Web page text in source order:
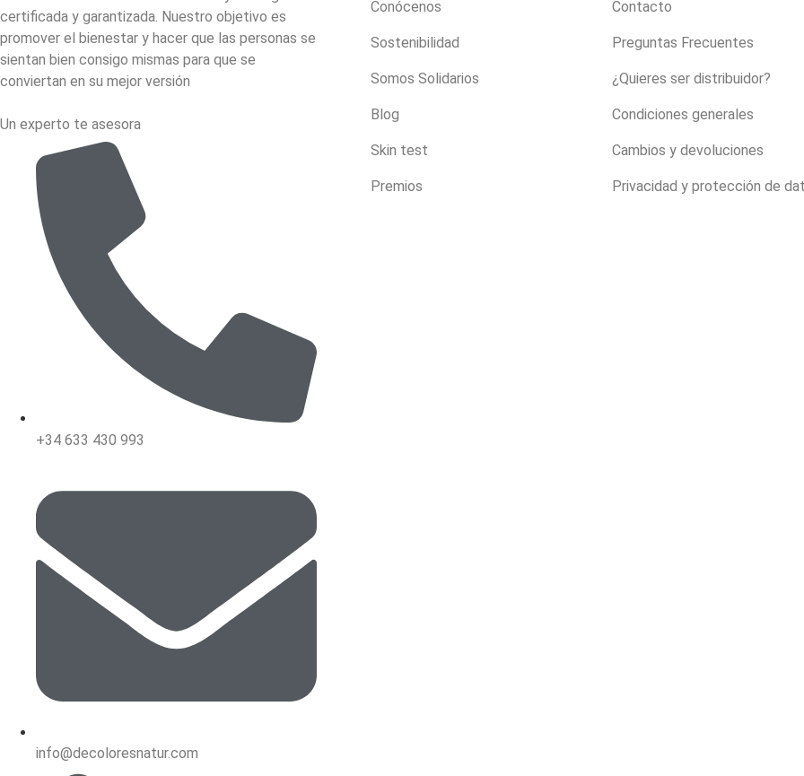
certificada y garantizada. Nuestro objetivo es
promover el bienestar y hacer que las personas se
sientan bien consigo mismas para que se
conviertan en su mejor versión
Un experto te asesora
+34 633 430 993
info@decoloresnatur.com
Conócenos
Sostenibilidad
Somos Solidarios
Blog
Skin test
Premios
Contacto
Preguntas Frecuentes
¿Quieres ser distribuidor?
Condiciones generales
Cambios y devoluciones
Privacidad y protección de